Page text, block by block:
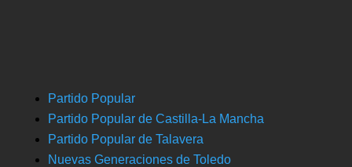
Partido Popular
Partido Popular de Castilla-La Mancha
Partido Popular de Talavera
Nuevas Generaciones de Toledo